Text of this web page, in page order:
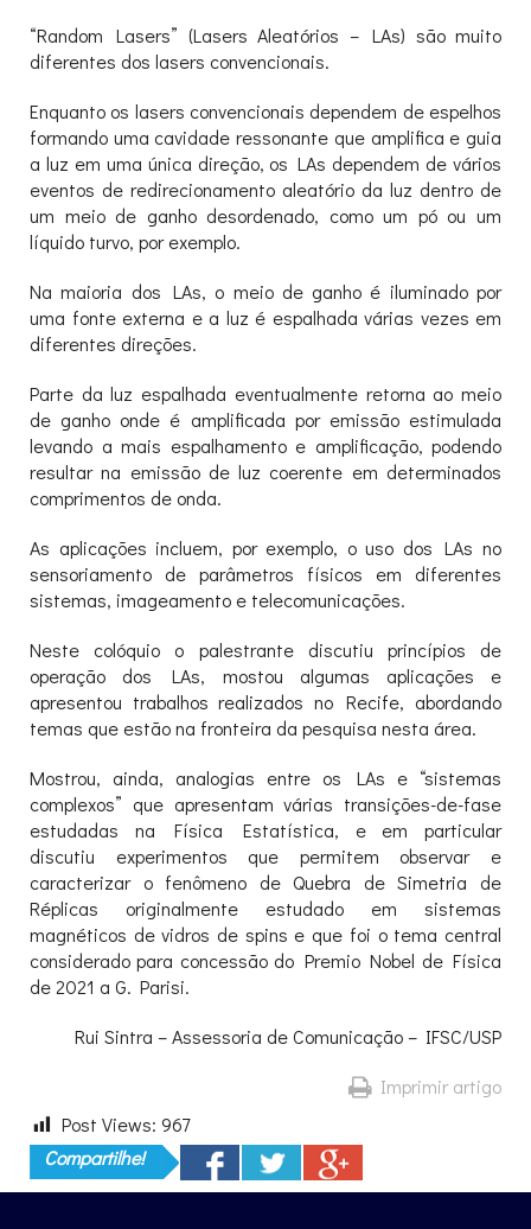
“Random Lasers” (Lasers Aleatórios – LAs) são muito
diferentes dos lasers convencionais.
Enquanto os lasers convencionais dependem de espelhos
formando uma cavidade ressonante que amplifica e guia
a luz em uma única direção, os LAs dependem de vários
eventos de redirecionamento aleatório da luz dentro de
um meio de ganho desordenado, como um pó ou um
líquido turvo, por exemplo.
Na maioria dos LAs, o meio de ganho é iluminado por
uma fonte externa e a luz é espalhada várias vezes em
diferentes direções.
Parte da luz espalhada eventualmente retorna ao meio
de ganho onde é amplificada por emissão estimulada
levando a mais espalhamento e amplificação, podendo
resultar na emissão de luz coerente em determinados
comprimentos de onda.
As aplicações incluem, por exemplo, o uso dos LAs no
sensoriamento de parâmetros físicos em diferentes
sistemas, imageamento e telecomunicações.
Neste colóquio o palestrante discutiu princípios de
operação dos LAs, mostou algumas aplicações e
apresentou trabalhos realizados no Recife, abordando
temas que estão na fronteira da pesquisa nesta área.
Mostrou, ainda, analogias entre os LAs e “sistemas
complexos” que apresentam várias transições-de-fase
estudadas na Física Estatística, e em particular
discutiu experimentos que permitem observar e
caracterizar o fenômeno de Quebra de Simetria de
Réplicas originalmente estudado em sistemas
magnéticos de vidros de spins e que foi o tema central
considerado para concessão do Premio Nobel de Física
de 2021 a G. Parisi.
Rui Sintra – Assessoria de Comunicação – IFSC/USP
Imprimir artigo
Post Views: 967
Compartilhe!